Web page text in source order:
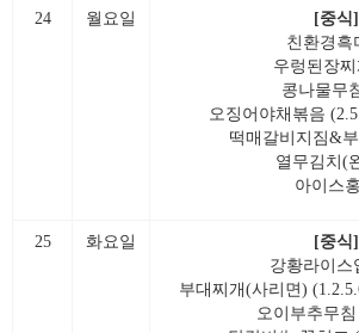
24 월요일
[중식]
친환경흑
우렁된장
콩나물무
오징어야채볶음
떡매갈비지짐&
열무김치(
아이스홍
25 화요일
[중식]
강황라이스
부대찌개(사리면)
오이부추무침